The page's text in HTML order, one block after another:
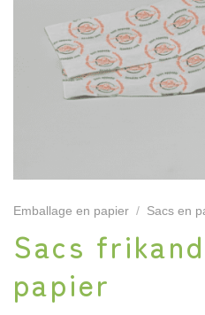
Emballage en papier / Sacs en
Sacs
papier